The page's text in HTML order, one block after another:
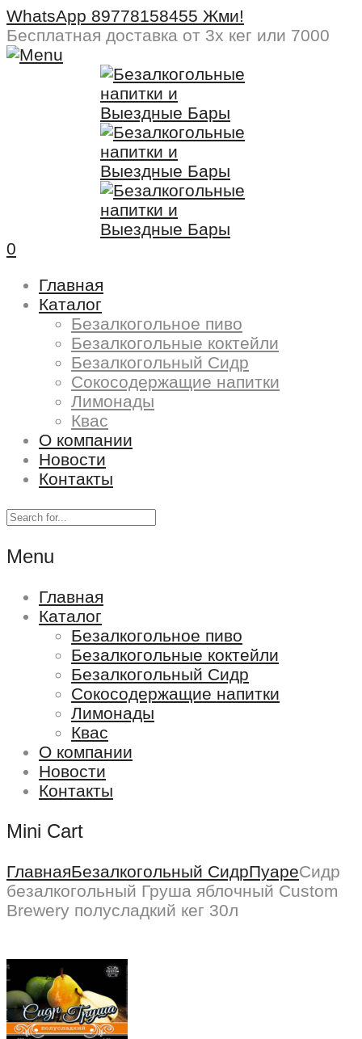
WhatsApp 89778158455 Жми!
Бесплатная доставка от 3х кег или 7000
0
Главная
Каталог
Безалкогольное пиво
Безалкогольные коктейли
Безалкогольный Сидр
Сокосодержащие напитки
Лимонады
Квас
О компании
Новости
Контакты
Menu
Главная
Каталог
Безалкогольное пиво
Безалкогольные коктейли
Безалкогольный Сидр
Сокосодержащие напитки
Лимонады
Квас
О компании
Новости
Контакты
Mini Cart
ГлавнаяБезалкогольный СидрПуареСидр
безалкогольный Груша яблочный Custom
Brewery полусладкий кег 30л